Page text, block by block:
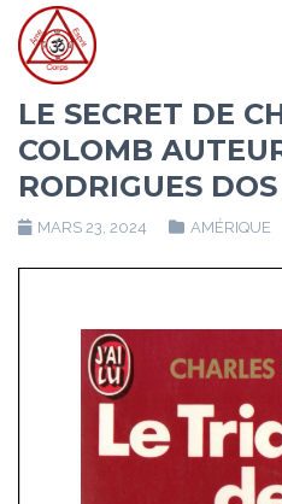
LE SECRET DE
COLOMB
RODRIGUES
MARS 23, 2024 AMÉRIQUE